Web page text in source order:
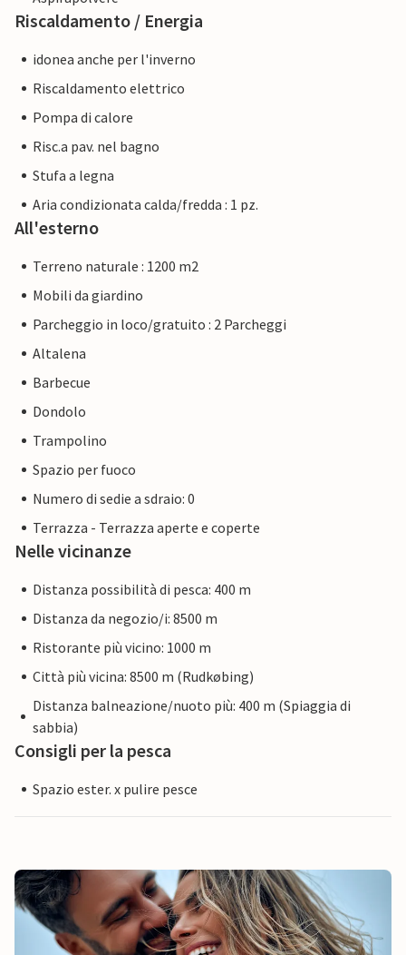
Riscaldamento / Energia
idonea anche per l'inverno
Riscaldamento elettrico
Pompa di calore
Risc.a pav. nel bagno
Stufa a legna
Aria condizionata calda/fredda : 1 pz.
All'esterno
Terreno naturale : 1200 m2
Mobili da giardino
Parcheggio in loco/gratuito : 2 Parcheggi
Altalena
Barbecue
Dondolo
Trampolino
Spazio per fuoco
Numero di sedie a sdraio: 0
Terrazza - Terrazza aperte e coperte
Nelle vicinanze
Distanza possibilità di pesca: 400 m
Distanza da negozio/i: 8500 m
Ristorante più vicino: 1000 m
Città più vicina: 8500 m (Rudkøbing)
Distanza balneazione/nuoto più: 400 m (Spiaggia di
sabbia)
Consigli per la pesca
Spazio ester. x pulire pesce